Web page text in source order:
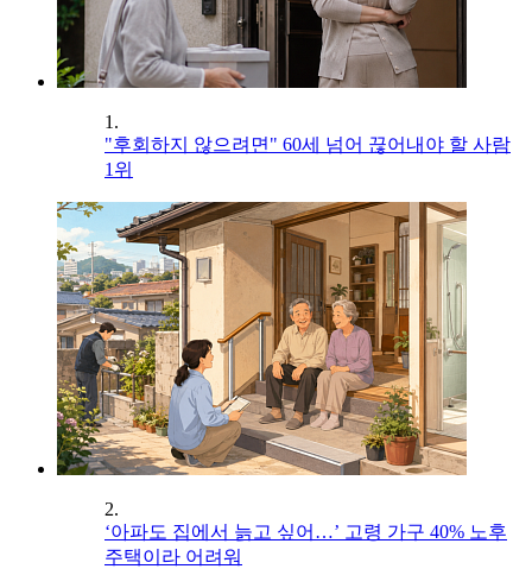
1.
"후회하지 않으려면" 60세 넘어 끊어내야 할 사람
1위
2.
‘아파도 집에서 늙고 싶어…’ 고령 가구 40% 노후
주택이라 어려워